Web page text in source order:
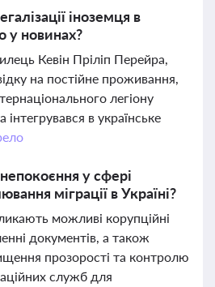
іноземця в
у новинах?
Кевін Пріліп Перейра,
на постійне проживання,
легіону
в українське
у сфері
міграції в Україні?
можливі корупційні
документів, а також
прозорості та контролю
служб для